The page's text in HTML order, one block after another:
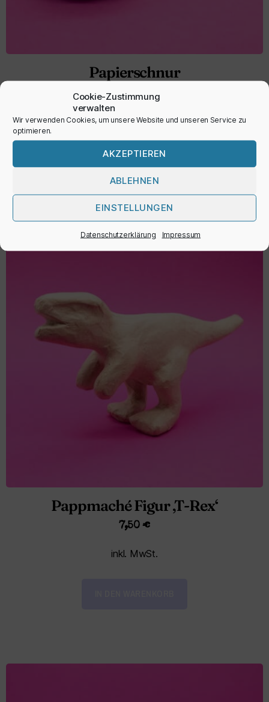
Cookie-Zustimmung
verwalten
Wir verwenden Cookies, um unsere Website und unseren Service zu
optimieren.
AKZEPTIEREN
ABLEHNEN
EINSTELLUNGEN
Datenschutzerklärung Impressum
Papierschnur
1,95€
inkl. MwSt.
AUSFÜHRUNG WÄHLEN
Pappmaché Figur ‚T-Rex‘
7,50€
inkl. MwSt.